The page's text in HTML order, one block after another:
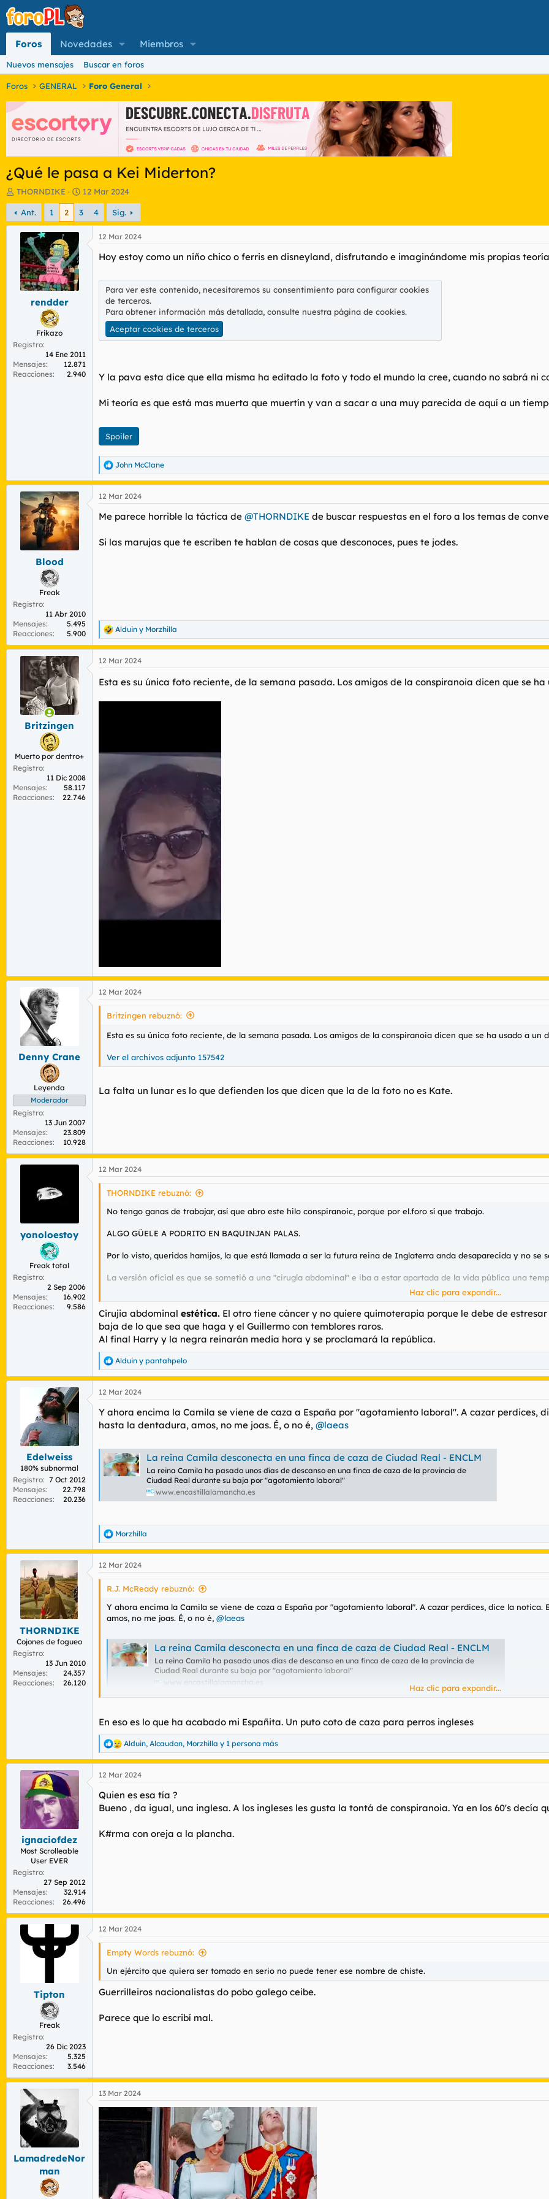
Foros Novedades Miembros
Nuevos mensajes Buscar en foros
Foros GENERAL Foro General
¿Qué le pasa a Kei Miderton?
I
n
i
c
a
d
o
d
m
THORNDIKE
F
e
c
h
12 Mar 2024
Ant. 1 2 3 4 Sig.
rendder
Frikazo
Registro
14 Ene 2011
Mensajes
12.871
Reacciones
2.940
12 Mar 2024
Hoy estoy como un niño chico o ferris en disneyland, disfrutando e imaginándome mis propias
Para ver este contenido, necesitaremos su consentimiento para configurar cookies
de terceros.
Para obtener información más detallada, consulte nuestra página de cookies.
Aceptar cookies de terceros
Y la pava esta dice que ella misma ha editado la foto y todo el mundo la cree, cuando no sabrá ni
Mi teoría es que está mas muerta que muertín y van a sacar a una muy parecida de aquí a un
Spoiler
R
e
a
c
i
n
e
John McClane
Blood
Freak
Registro
11 Abr 2010
Mensajes
5.495
Reacciones
5.900
12 Mar 2024
Me parece horrible la táctica de @THORNDIKE de buscar respuestas en el foro a los temas de
Si las marujas que te escriben te hablan de cosas que desconoces, pues te jodes.
R
e
a
c
i
n
Alduin y Morzhilla
Britzingen
Muerto por dentro+
Registro
11 Dic 2008
Mensajes
58.117
Reacciones
22.746
12 Mar 2024
Esta es su única foto reciente, de la semana pasada. Los amigos de la conspiranoia dicen que se ha
Denny Crane
Leyenda
Moderador
Registro
13 Jun 2007
Mensajes
23.809
Reacciones
10.928
12 Mar 2024
Britzingen rebuznó:
Esta es su única foto reciente, de la semana pasada. Los amigos de la conspiranoia dicen que se ha usado a un
Ver el archivos adjunto 157542
La falta un lunar es lo que defienden los que dicen que la de la foto no es Kate.
yonoloestoy
Freak total
Registro
2 Sep 2006
Mensajes
16.902
Reacciones
9.586
12 Mar 2024
THORNDIKE rebuznó:
No tengo ganas de trabajar, así que abro este hilo conspiranoic, porque por el.foro sí que trabajo.
ALGO GÜELE A PODRITO EN BAQUINJAN PALAS.
Por lo visto, queridos hamijos, la que está llamada a ser la futura reina de Inglaterra anda desaparecida y no se
La versión oficial es que se sometió a una "cirugía abdominal" e iba a estar apartada de la vida pública una
El caso es que el retiro se está alargando y esta semana, para acallar rumores, los subnormales han publicado
Ver el archivos adjunto 157485
¿Qué está pasando, hamijos? ¿Qué oscuro destino nos ocultan?
Todo esto se añade que al "el oreja" esta bien tocado con un cansah de próstata galopante.
Desde PL nos adherimos a los deseos del Daily Mail. Que LOL los proteja.
Ver el archivos adjunto 157486
Haz clic para expandir...
Cirujia abdominal estética. El otro tiene cáncer y no quiere quimoterapia porque le debe de
baja de lo que sea que haga y el Guillermo con temblores raros.
Al final Harry y la negra reinarán media hora y se proclamará la república.
R
e
a
c
i
o
s
:
Alduin y pantahpelo
Edelweiss
180% subnormal
Registro
7 Oct 2012
Mensajes
22.798
Reacciones
20.236
12 Mar 2024
Y ahora encima la Camila se viene de caza a España por "agotamiento laboral". A cazar perdices,
hasta la dentadura, amos, no me joas. É, o no é, @laeas
La reina Camila desconecta en una finca de caza de Ciudad Real - ENCLM
La reina Camila ha pasado unos días de descanso en una finca de caza de la provincia de
Ciudad Real durante su baja por "agotamiento laboral"
www.encastillalamancha.es
R
e
c
c
n
e
Morzhilla
THORNDIKE
Cojones de fogueo
Registro
13 Jun 2010
Mensajes
24.357
Reacciones
26.120
12 Mar 2024
R.J. McReady rebuznó:
Y ahora encima la Camila se viene de caza a España por "agotamiento laboral". A cazar perdices, dice la
amos, no me joas. É, o no é, @laeas
La reina Camila desconecta en una finca de caza de Ciudad Real - ENCLM
La reina Camila ha pasado unos días de descanso en una finca de caza de la provincia de
Ciudad Real durante su baja por "agotamiento laboral"
Haz clic para expandir...
En eso es lo que ha acabado mi Españita. Un puto coto de caza para perros ingleses
R
e
a
c
i
o
s
Alduin, Alcaudon, Morzhilla y 1 persona más
ignaciofdez
Most Scrolleable
User EVER
Registro
27 Sep 2012
Mensajes
32.914
Reacciones
26.496
12 Mar 2024
Quien es esa tía ?
Bueno , da igual, una inglesa. A los ingleses les gusta la tontá de conspiranoia. Ya en los 60's decía
K#rma con oreja a la plancha.
Tipton
Freak
Registro
26 Dic 2023
Mensajes
5.325
Reacciones
3.546
12 Mar 2024
Empty Words rebuznó:
Un ejército que quiera ser tomado en serio no puede tener ese nombre de chiste.
Guerrilleiros nacionalistas do pobo galego ceibe.
Parece que lo escribí mal.
LamadredeNor
man
13 Mar 2024